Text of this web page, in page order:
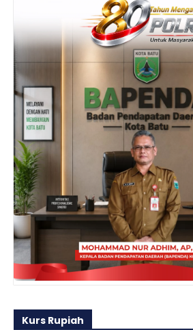
Kurs Rupiah